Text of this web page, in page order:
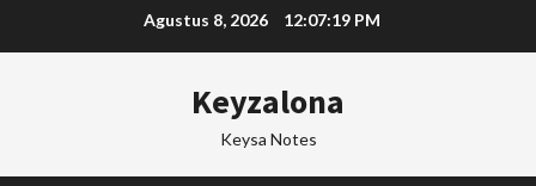
Agustus 8, 2026 12:07:19 PM
Keyzalona
Keysa Notes